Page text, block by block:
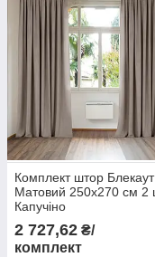
Комплект штор Блекаут
Матовий 250х270 см 2
Капучіно
2 727,62 ₴/
комплект